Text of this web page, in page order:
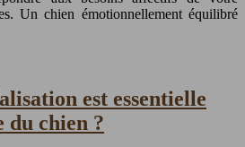
Un chien émotionnellement équilibré
est essentielle
du chien ?